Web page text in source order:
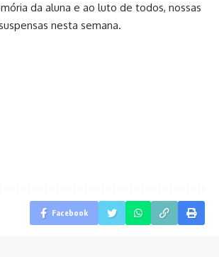
da aluna e ao luto de todos, nossas
nesta semana.
Facebook